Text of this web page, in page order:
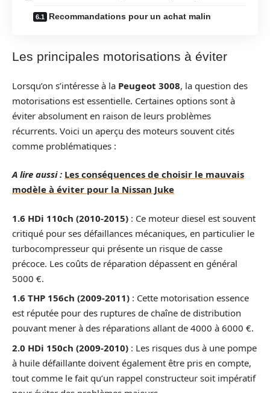
Recommandations pour un achat malin
Les principales motorisations à éviter
Lorsqu’on s’intéresse à la Peugeot 3008, la question des
motorisations est essentielle. Certaines options sont à
éviter absolument en raison de leurs problèmes
récurrents. Voici un aperçu des moteurs souvent cités
comme problématiques :
A lire aussi : Les conséquences de choisir le mauvais
modèle à éviter pour la Nissan Juke
1.6 HDi 110ch (2010-2015) : Ce moteur diesel est souvent
critiqué pour ses défaillances mécaniques, en particulier le
turbocompresseur qui présente un risque de casse
précoce. Les coûts de réparation dépassent en général
5000 €.
1.6 THP 156ch (2009-2011) : Cette motorisation essence
est réputée pour des ruptures de chaîne de distribution
pouvant mener à des réparations allant de 4000 à 6000 €.
2.0 HDi 150ch (2009-2010) : Les risques dus à une pompe
à huile défaillante doivent également être pris en compte,
tout comme le fait qu’un rappel constructeur soit impératif